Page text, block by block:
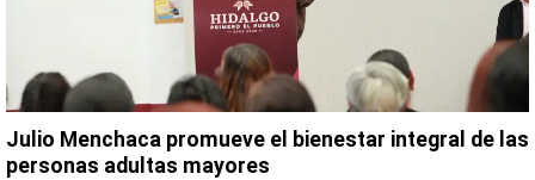
Julio Menchaca promueve el bienestar integral de las
personas adultas mayores